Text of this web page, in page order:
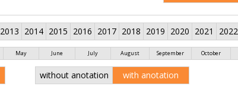
2013 2014 2015 2016 2017 2018 2019 2020 2021 2022
May June July August September October
without anotation with anotation